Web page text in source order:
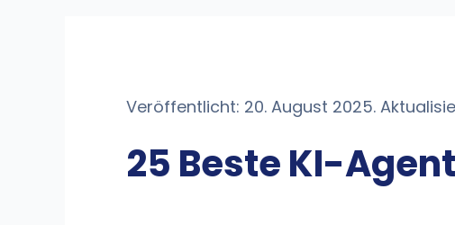
Veröffentlicht: 20. August 2025.
25 Beste KI-